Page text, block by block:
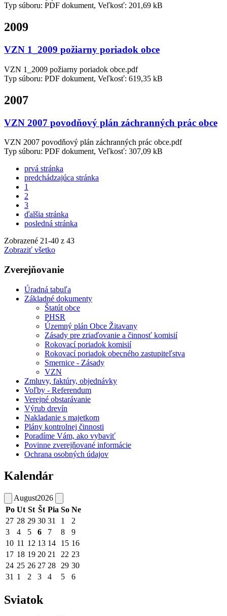
Typ súboru: PDF dokument, Veľkosť: 201,69 kB
2009
VZN 1_2009 požiarny poriadok obce
VZN 1_2009 požiarny poriadok obce.pdf
Typ súboru: PDF dokument, Veľkosť: 619,35 kB
2007
VZN 2007 povodňový plán záchranných prác obce
VZN 2007 povodňový plán záchranných prác obce.pdf
Typ súboru: PDF dokument, Veľkosť: 307,09 kB
prvá stránka
predchádzajúca stránka
1
2
3
ďalšia stránka
posledná stránka
Zobrazené 21-40 z 43
Zobraziť všetko
Zverejňovanie
Úradná tabuľa
Základné dokumenty
Štatút obce
PHSR
Územný plán Obce Žitavany
Zásady pre zriaďovanie a činnosť komisií
Rokovací poriadok komisií
Rokovací poriadok obecného zastupiteľstva
Smernice - Zásady
VZN
Zmluvy, faktúry, objednávky
Voľby - Referendum
Verejné obstarávanie
Výrub drevín
Nakladanie s majetkom
Plány kontrolnej činnosti
Poradíme Vám, ako vybaviť
Povinne zverejňované informácie
Ochrana osobných údajov
Kalendár
August2026
Po Ut St Št Pia So Ne
27 28 29 30 31 1
2
3
4 5 6 7 8
9
10 11 12 13 14 15 16
17 18 19 20 21 22 23
24 25 26 27 28 29 30
31 1 2 3 4 5 6
Sviatok